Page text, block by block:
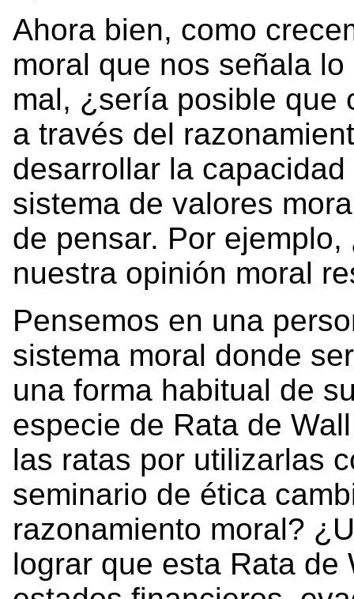
Ahora bien, como
moral que nos señala
mal, ¿sería posible que
a través del
desarrollar la
sistema de valores
de pensar. Por
nuestra opinión moral
Pensemos en una
sistema moral donde
una forma habitual de
especie de Rata de
las ratas por utilizarlas
seminario de ética
razonamiento moral?
lograr que esta Rata de